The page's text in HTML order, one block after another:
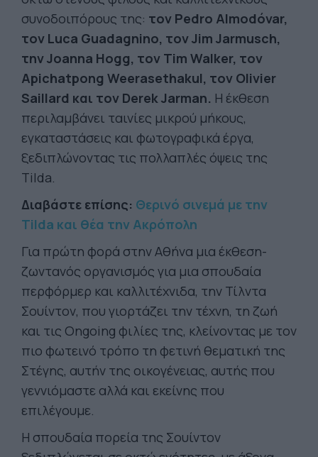
συνοδοιπόρους της: τον Pedro Almodóvar,
τον Luca Guadagnino, τον Jim Jarmusch,
την Joanna Hogg, τον Tim Walker, τον
Apichatpong Weerasethakul, τον Olivier
Saillard και τον Derek Jarman. Η έκθεση
περιλαμβάνει ταινίες μικρού μήκους,
εγκαταστάσεις και φωτογραφικά έργα,
ξεδιπλώνοντας τις πολλαπλές όψεις της
Tilda.
Διαβάστε επίσης: Θερινό σινεμά με την
Tilda και θέα την Ακρόπολη
Για πρώτη φορά στην Αθήνα μια έκθεση-
ζωντανός οργανισμός για μια σπουδαία
περφόρμερ και καλλιτέχνιδα, την Τίλντα
Σουίντον, που γιορτάζει την τέχνη, τη ζωή
και τις Ongoing φιλίες της, κλείνοντας με τον
πιο φωτεινό τρόπο τη φετινή θεματική της
Στέγης, αυτήν της οικογένειας, αυτής που
γεννιόμαστε αλλά και εκείνης που
επιλέγουμε.
Η σπουδαία πορεία της Σουίντον